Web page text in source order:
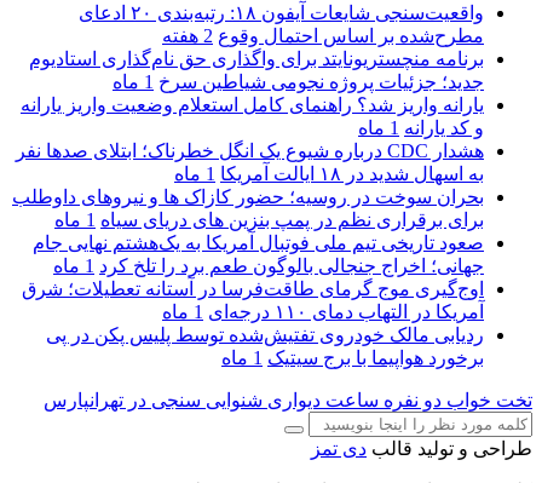
واقعیت‌سنجی شایعات آیفون ۱۸: رتبه‌بندی ۲۰ ادعای
مطرح‌شده بر اساس احتمال وقوع 2 هفته
برنامه منچستریونایتد برای واگذاری حق نام‌گذاری استادیوم
جدید؛ جزئیات پروژه نجومی شیاطین سرخ 1 ماه
یارانه واریز شد؟ راهنمای کامل استعلام وضعیت واریز یارانه
و کد یارانه 1 ماه
هشدار CDC درباره شیوع یک انگل خطرناک؛ ابتلای صدها نفر
به اسهال شدید در ۱۸ ایالت آمریکا
1 ماه
بحران سوخت در روسیه؛ حضور کازاک‌ ها و نیروهای داوطلب
برای برقراری نظم در پمپ بنزین‌ های دریای سیاه 1 ماه
صعود تاریخی تیم ملی فوتبال آمریکا به یک‌هشتم نهایی جام
جهانی؛ اخراج جنجالی بالوگون طعم برد را تلخ کرد 1 ماه
اوج‌گیری موج گرمای طاقت‌فرسا در آستانه تعطیلات؛ شرق
آمریکا در التهاب دمای ۱۱۰ درجه‌ای
1 ماه
ردیابی مالک خودروی تفتیش‌شده توسط پلیس پکن در پی
برخورد هواپیما با برج سیتیک 1 ماه
تخت خواب دو نفره ساعت دیواری شنوایی سنجی در تهرانپارس
طراحی و تولید قالب دی تمز